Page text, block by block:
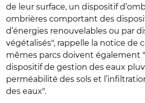
de leur surface, un dispositif
ombrières comportant des
d’énergies renouvelables ou par
végétalisés", rappelle la notice de
mêmes parcs doivent également
dispositif de gestion des eaux
perméabilité des sols et
des eaux".